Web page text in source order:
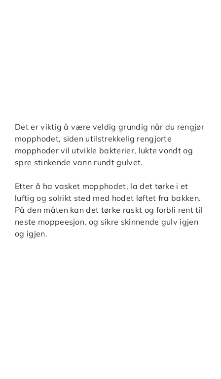
Det er viktig å være veldig grundig når du rengjør
mopphodet, siden utilstrekkelig rengjorte
mopphoder vil utvikle bakterier, lukte vondt og
spre stinkende vann rundt gulvet.
Etter å ha vasket mopphodet, la det tørke i et
luftig og solrikt sted med hodet løftet fra bakken.
På den måten kan det tørke raskt og forbli rent til
neste moppeesjon, og sikre skinnende gulv igjen
og igjen.